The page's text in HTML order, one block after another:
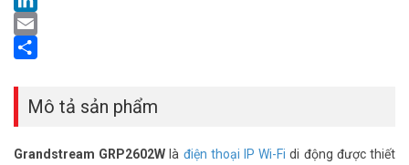
LinkedIn
Email
Mô tả sản phẩm
Grandstream GRP2602W là điện thoại IP Wi-Fi di động được thiết